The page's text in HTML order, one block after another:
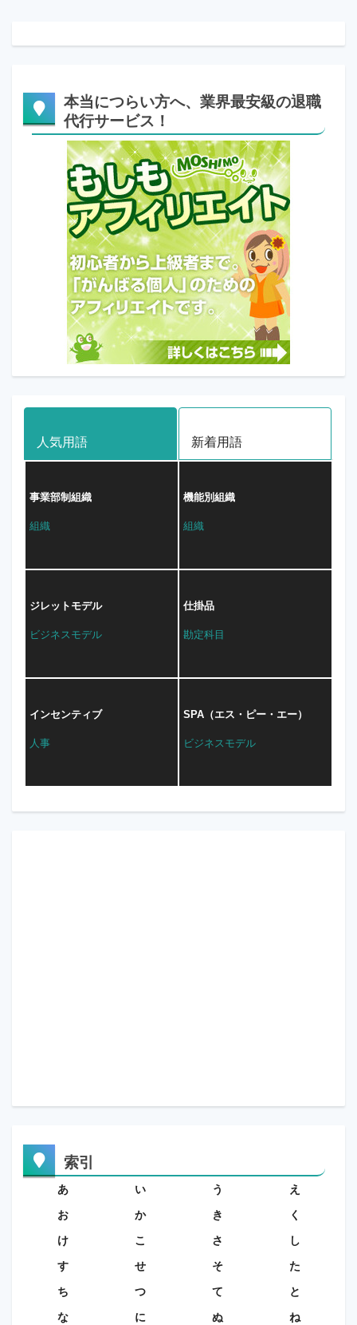
本当につらい方へ、業界最安級の退職
代行サービス！
人気用語 新着用語
事業部制組織
組織
機能別組織
組織
ジレットモデル
ビジネスモデル
仕掛品
勘定科目
インセンティブ
人事
SPA（エス・ピー・エー）
ビジネスモデル
索引
あ い う
え
お
か き
く
け
こ さ
し
す
せ そ
た
ち
つ て
と
な
に ぬ
ね